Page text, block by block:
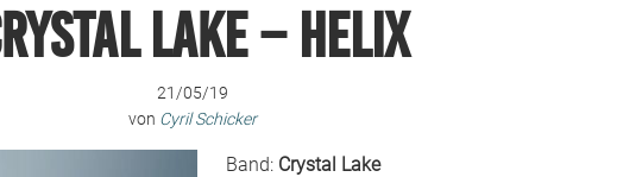
Lake – Helix
21/05/19
von Cyril Schicker
Band: Crystal Lake